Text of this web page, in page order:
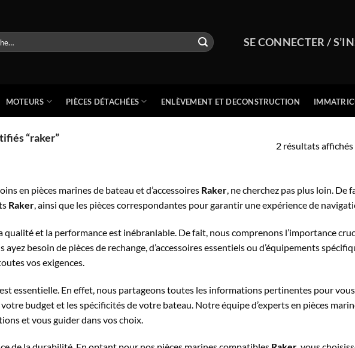
SE CONNECTER /
MOTEURS PIÈCES DÉTACHÉES ENLÈVEMENT ET DECONSTRUCTION
“raker”
2 résultats affichés
en pièces marines de bateau et d’accessoires Raker, ne cherchez pas plus loin. De
Raker, ainsi que les pièces correspondantes pour garantir une expérience de
qualité et la performance est inébranlable. De fait, nous comprenons l’importance
ayez besoin de pièces de rechange, d’accessoires essentiels ou d’équipements
vos exigences.
essentielle. En effet, nous partageons toutes les informations pertinentes pour
budget et les spécificités de votre bateau. Notre équipe d’experts en pièces
et vous guider dans vos choix.